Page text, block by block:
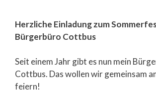
Herzliche Einladung zum
Bürgerbüro Cottbus
Seit einem Jahr gibt es nun mein
Cottbus. Das wollen wir gemeinsam
feiern!